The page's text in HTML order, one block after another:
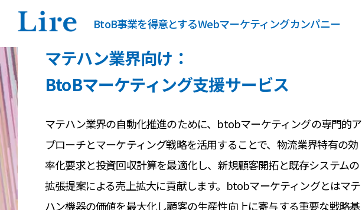
BtoB事業を得意とするWebマーケティングカンパニー
マテハン業界向け：
BtoBマーケティング支援サービス
マテハン業界の自動化推進のために、btobマーケティングの専門的ア
プローチとマーケティング戦略を活用することで、物流業界特有の効
率化要求と投資回収計算を最適化し、新規顧客開拓と既存システムの
拡張提案による売上拡大に貢献します。btobマーケティングとはマテ
ハン機器の価値を最大化し顧客の生産性向上に寄与する重要な戦略基